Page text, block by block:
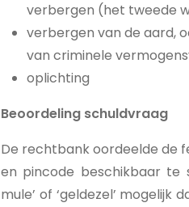
verbergen (het tweede
verbergen van de aard,
van criminele
oplichting
Beoordeling schuldvraag
De rechtbank oordeelde de
en pincode beschikbaar te
mule’ of ‘geldezel’